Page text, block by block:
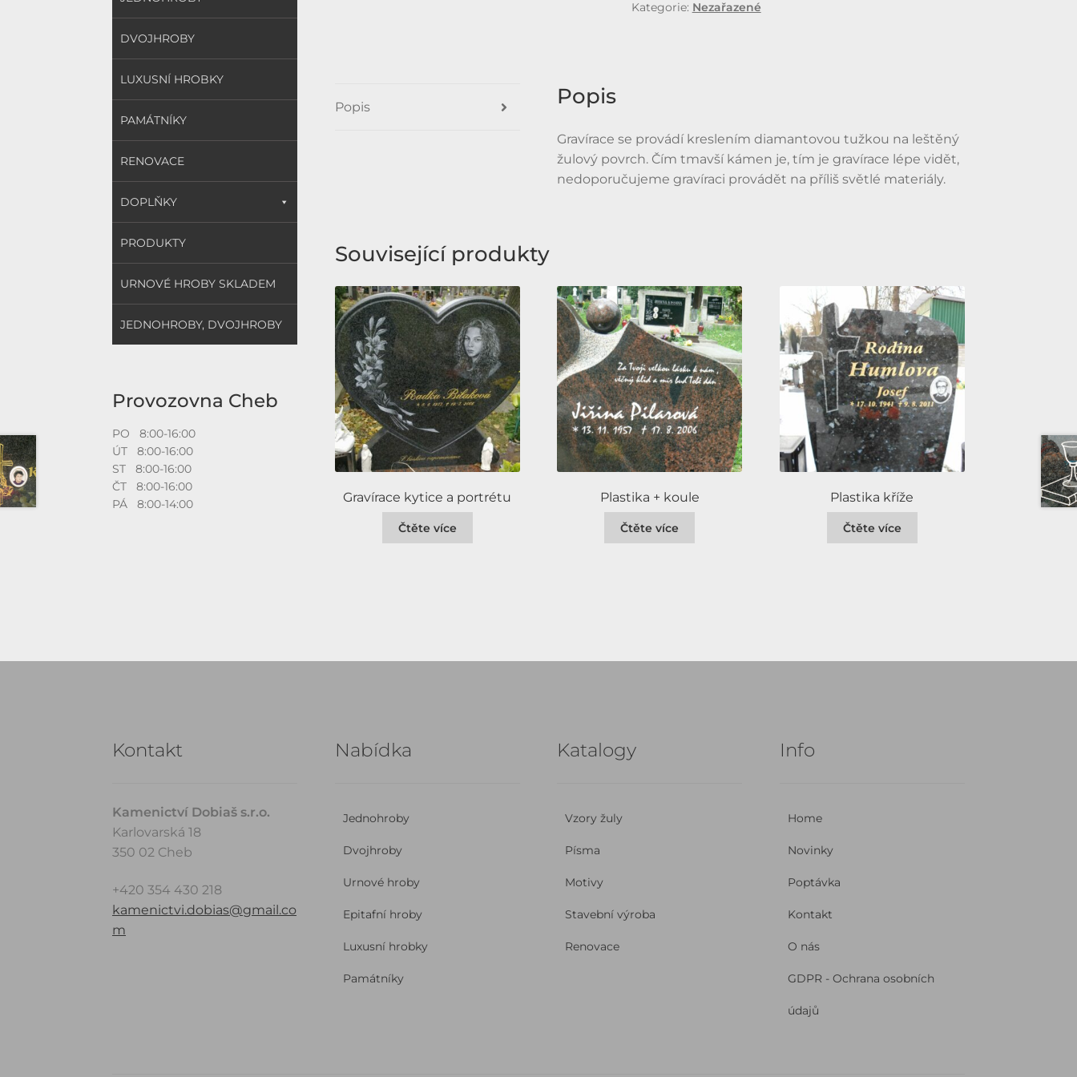
Kategorie: Nezařazené
Popis Popis
Gravírace se provádí kreslením diamantovou tužkou na leštěný
žulový povrch. Čím tmavší kámen je, tím je gravírace lépe vidět,
nedoporučujeme gravíraci provádět na příliš světlé materiály.
Související produkty
Gravírace kytice a portrétu
Čtěte více
Plastika + koule
Čtěte více
Plastika kříže
Čtěte více
DVOJHROBY
LUXUSNÍ HROBKY
PAMÁTNÍKY
RENOVACE
DOPLŇKY
PRODUKTY
URNOVÉ HROBY SKLADEM
JEDNOHROBY, DVOJHROBY
Provozovna Cheb
PO 8:00-16:00
ÚT 8:00-16:00
ST 8:00-16:00
ČT 8:00-16:00
PÁ 8:00-14:00
Kontakt
Kamenictví Dobiaš s.r.o.
Karlovarská 18
350 02 Cheb
+420 354 430 218
kamenictvi.dobias@gmail.co
m
Nabídka
Jednohroby
Dvojhroby
Urnové hroby
Epitafní hroby
Luxusní hrobky
Památníky
Katalogy
Vzory žuly
Písma
Motivy
Stavební výroba
Renovace
Info
Home
Novinky
Poptávka
Kontakt
O nás
GDPR - Ochrana osobních
údajů